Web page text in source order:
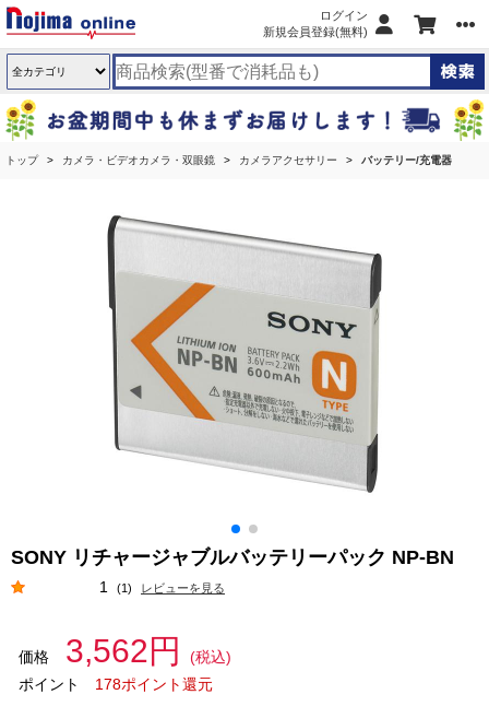
ログイン
新規会員登録(無料)
トップ カメラ・ビデオカメラ・双眼鏡 カメラアクセサリー バッテリー/充電器
SONY リチャージャブルバッテリーパック NP-BN
1 (1) レビューを見る
価格 3,562円
(税込)
ポイント
178ポイント還元